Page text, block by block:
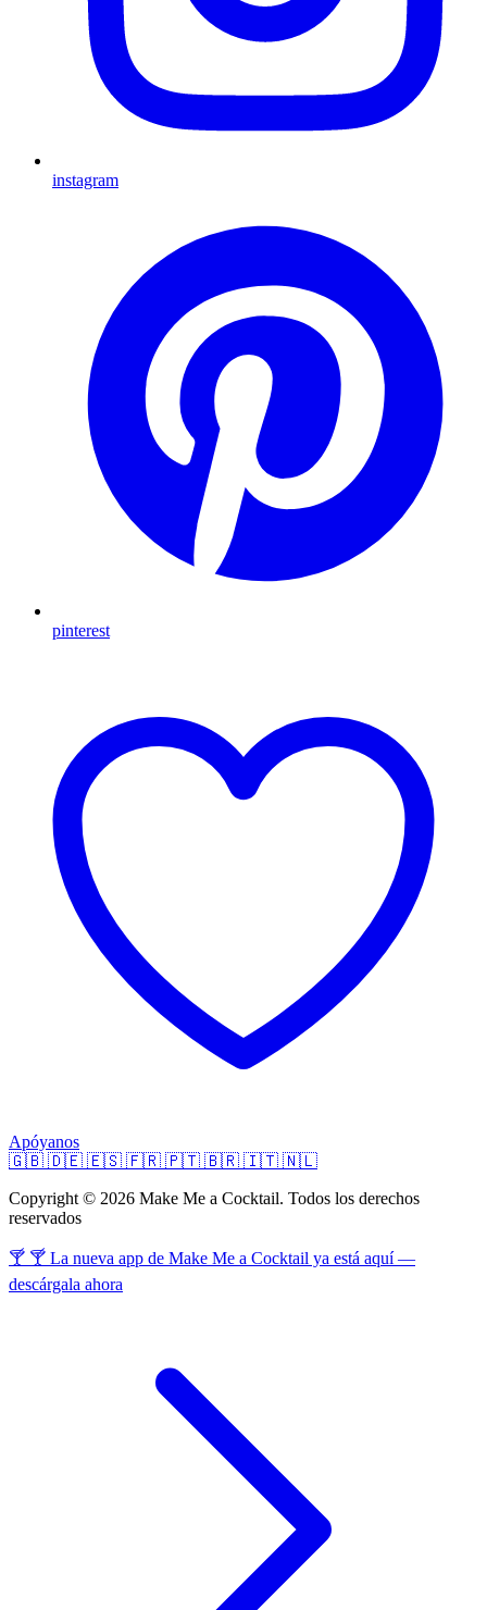
instagram
pinterest
Apóyanos
🇬🇧 🇩🇪 🇪🇸 🇫🇷 🇵🇹 🇧🇷 🇮🇹 🇳🇱
Copyright © 2026 Make Me a Cocktail. Todos los derechos
reservados
🍸 🍸 La nueva app de Make Me a Cocktail ya está aquí —
descárgala ahora